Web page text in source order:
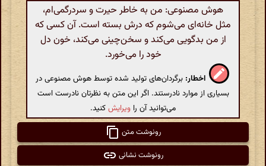
هوش مصنوعی: من به خاطر حیرت و سردرگمی‌ام،
مثل خانه‌ای می‌شوم که درش بسته است. آن کسی که
از من بدگویی می‌کند و سخن‌چینی می‌کند، خون دل
خود را می‌خورد.
اخطار: برگردان‌های تولید شده توسط هوش مصنوعی در
بسیاری از موارد نادرستند. اگر این متن به نظرتان نادرست است
می‌توانید آن را ویرایشکنید.
رونوشت متن
رونوشت نشانی